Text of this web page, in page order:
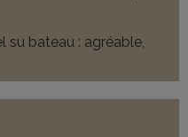
su bateau : agréable,